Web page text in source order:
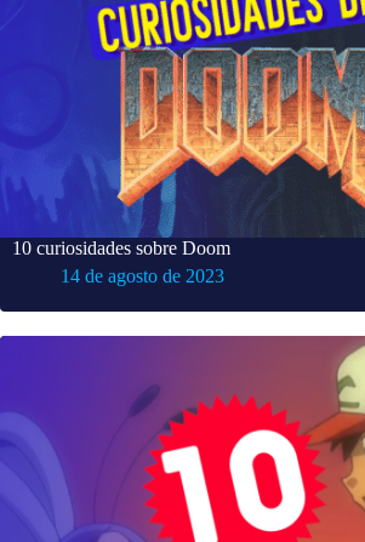
10 curiosidades sobre Doom
14 de agosto de 2023